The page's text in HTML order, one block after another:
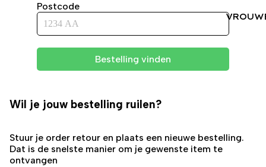
Postcode
Wil je jouw bestelling ruilen?
Stuur je order retour en plaats een nieuwe bestelling.
Dat is de snelste manier om je gewenste item te
ontvangen